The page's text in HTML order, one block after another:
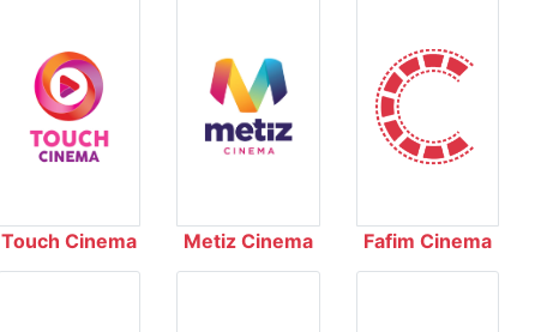
Touch Cinema Metiz Cinema Fafim Cinema